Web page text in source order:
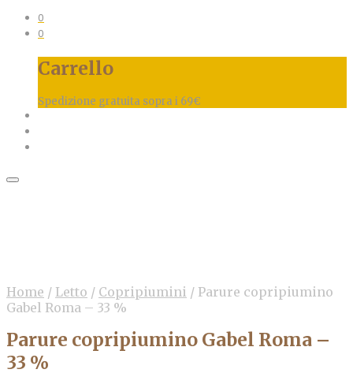
0
0
Carrello
Spedizione gratuita sopra i 69€
Home / Letto / Copripiumini / Parure copripiumino
Gabel Roma – 33 %
Parure copripiumino Gabel Roma –
33 %